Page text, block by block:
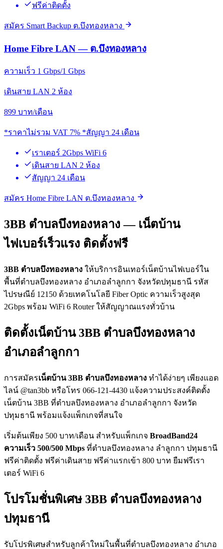
ฟรีค่าติดตั้ง
สมัคร Smart Backup ต.บึงทองหลาง
Home Fibre LAN — ต.บึงทองหลาง
ความเร็ว 1 Gbps/1 Gbps
เดินสาย LAN 2 ห้อง
899 บาท/เดือน
*ราคาไม่รวม VAT 7% *สัญญา 24 เดือน
เราเตอร์ 2Gbps WiFi 6
เดินสาย LAN 2 ห้อง
สัญญา 24 เดือน
สมัคร Home Fibre LAN ต.บึงทองหลาง
3BB ตำบลบึงทองหลาง — เน็ตบ้าน
ไฟเบอร์เร็วแรง ติดตั้งฟรี
3BB ตำบลบึงทองหลาง ให้บริการอินเทอร์เน็ตบ้านไฟเบอร์ใน
พื้นที่ตำบลบึงทองหลาง อำเภอลำลูกกา จังหวัดปทุมธานี รหัส
ไปรษณีย์ 12150 ด้วยเทคโนโลยี Fiber Optic ความเร็วสูงสุด
2Gbps พร้อม WiFi 6 Router ให้สัญญาณแรงทั่วบ้าน
ติดตั้งเน็ตบ้าน 3BB ตำบลบึงทองหลาง
อำเภอลำลูกกา
การสมัครเน็ตบ้าน 3BB ตำบลบึงทองหลาง ทำได้ง่ายๆ เพียงแอด
ไลน์ @tan3bb หรือโทร 066-121-4430 แจ้งความประสงค์ติดตั้ง
เน็ตบ้าน 3BB ที่ตำบลบึงทองหลาง อำเภอลำลูกกา จังหวัด
ปทุมธานี พร้อมแจ้งแพ็กเกจที่สนใจ
เริ่มต้นเพียง 500 บาท/เดือน สำหรับแพ็กเกจ BroadBand24
ความเร็ว 500/500 Mbps ที่ตำบลบึงทองหลาง ลำลูกกา ปทุมธานี
ฟรีค่าติดตั้ง ฟรีค่าเดินสาย ฟรีค่าแรกเข้า 800 บาท ยืมฟรีเรา
เตอร์ WiFi 6
โปรโมชั่นพิเศษ 3BB ตำบลบึงทองหลาง
ปทุมธานี
รับโปรพิเศษสำหรับลูกค้าใหม่ในพื้นที่ตำบลบึงทองหลาง อำเภอ